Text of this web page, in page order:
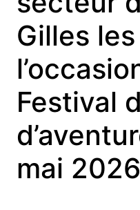
Gilles
Festival
mai 2026